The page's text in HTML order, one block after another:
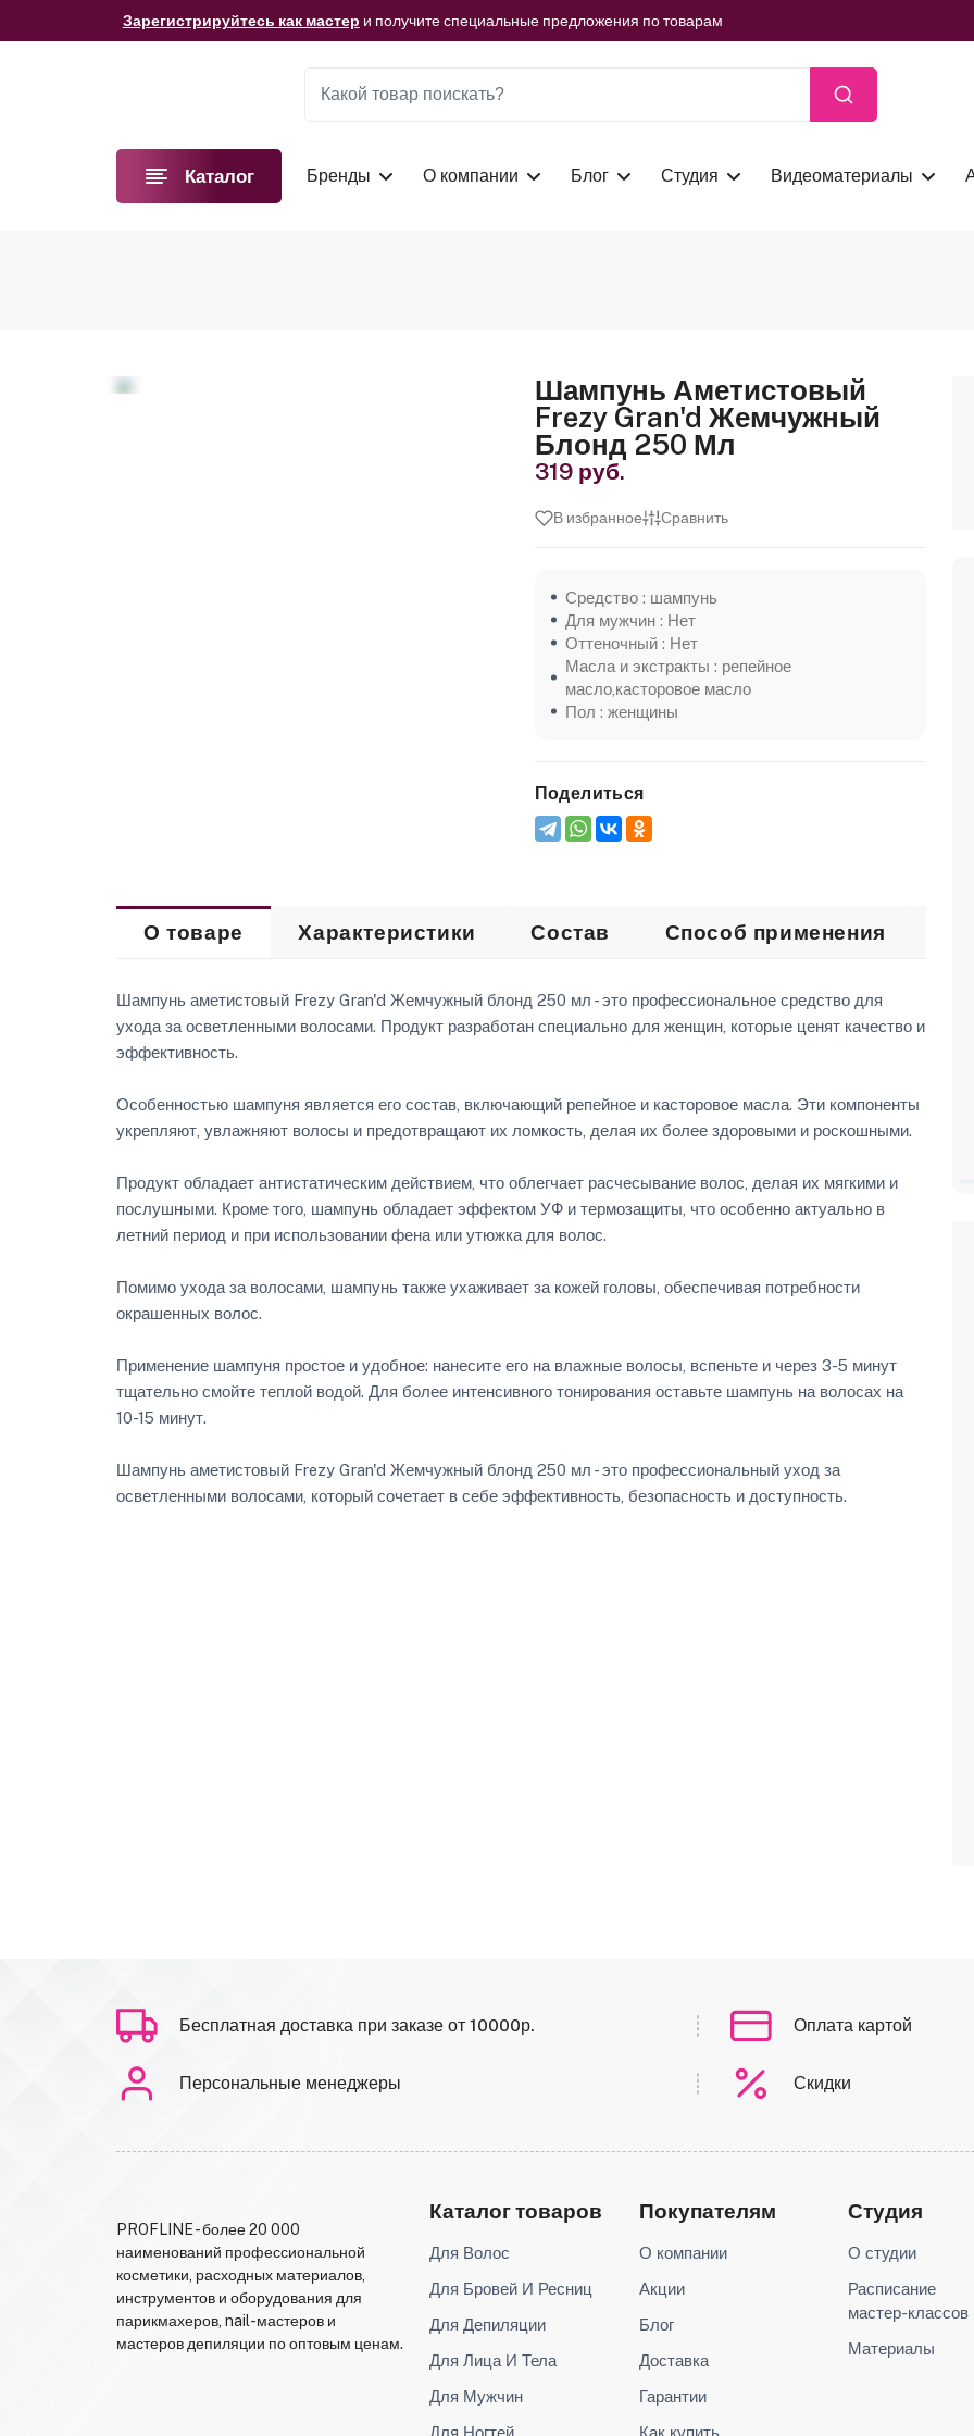
Зарегистрируйтесь как мастер и получите специальные предложения по товарам
Мы подготовили для вас видеоматериалы! Смотреть сейчас
Каталог Бренды О компании Блог Студия Видеоматериалы
Шампунь Аметистовый
Frezy Gran'd Жемчужный
Блонд 250 Мл
319 руб.
В избранное Сравнить
Средство : шампунь
Для мужчин : Нет
Оттеночный : Нет
Масла и экстракты : репейное
масло,касторовое масло
Пол : женщины
Поделиться
О товаре Характеристики Состав Способ применения
Шампунь аметистовый Frezy Gran'd Жемчужный блонд 250 мл - это профессиональное средство для
ухода за осветленными волосами. Продукт разработан специально для женщин, которые ценят качество и
эффективность.
Особенностью шампуня является его состав, включающий репейное и касторовое масла. Эти компоненты
укрепляют, увлажняют волосы и предотвращают их ломкость, делая их более здоровыми и роскошными.
Продукт обладает антистатическим действием, что облегчает расчесывание волос, делая их мягкими и
послушными. Кроме того, шампунь обладает эффектом УФ и термозащиты, что особенно актуально в
летний период и при использовании фена или утюжка для волос.
Помимо ухода за волосами, шампунь также ухаживает за кожей головы, обеспечивая потребности
окрашенных волос.
Применение шампуня простое и удобное: нанесите его на влажные волосы, вспеньте и через 3-5 минут
тщательно смойте теплой водой. Для более интенсивного тонирования оставьте шампунь на волосах на
10-15 минут.
Шампунь аметистовый Frezy Gran'd Жемчужный блонд 250 мл - это профессиональный уход за
осветленными волосами, который сочетает в себе эффективность, безопасность и доступность.
Бесплатная доставка при заказе от 10000р. Оплата картой
Персональные менеджеры Скидки
PROFLINE - более 20 000
наименований профессиональной
косметики, расходных материалов,
инструментов и оборудования для
парикмахеров, nail-мастеров и
мастеров депиляции по оптовым ценам.
Каталог товаров
Для Волос
Для Бровей И Ресниц
Для Депиляции
Для Лица И Тела
Для Мужчин
Для Ногтей
Покупателям
О компании
Акции
Блог
Доставка
Гарантии
Как купить
Студия
О студии
Расписание
мастер-классов
Материалы